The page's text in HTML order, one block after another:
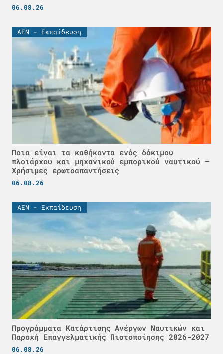
06.08.26
ΑΕΝ - Εκπαίδευση
Ποια είναι τα καθήκοντα ενός δόκιμου
πλοιάρχου και μηχανικού εμπορικού ναυτικού –
Χρήσιμες ερωτοαπαντήσεις
06.08.26
ΑΕΝ - Εκπαίδευση
Προγράμματα Κατάρτισης Ανέργων Ναυτικών και
Παροχή Επαγγελματικής Πιστοποίησης 2026-2027
06.08.26